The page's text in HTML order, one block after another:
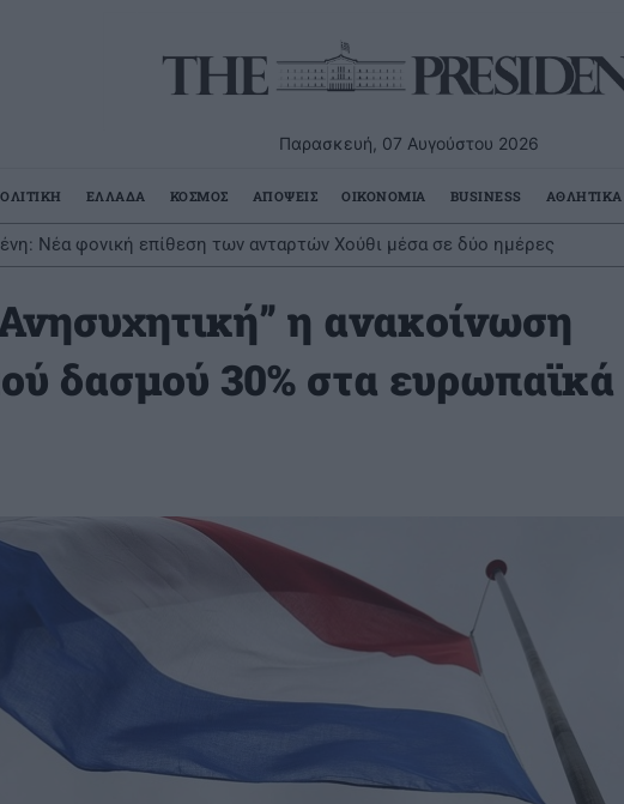
Παρασκευή, 07 Αυγούστου 2026
ΕΛΛΑΔΑ ΚΟΣΜΟΣ ΑΠΟΨΕΙΣ ΟΙΚΟΝΟΜΙΑ BUSINESS ΑΘΛΗΤΙΚΑ
πήραν από αυτοκίνητο αντικείμενα αξίας άνω των 19.000 ευρώ
η ανακοίνωση
δασμού 30% στα ευρωπαϊκά